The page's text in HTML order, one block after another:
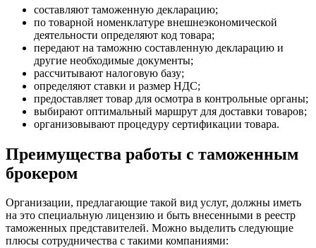
составляют таможенную декларацию;
по товарной номенклатуре внешнеэкономической
деятельности определяют код товара;
передают на таможню составленную декларацию и
другие необходимые документы;
рассчитывают налоговую базу;
определяют ставки и размер НДС;
предоставляет товар для осмотра в контрольные органы;
выбирают оптимальный маршрут для доставки товаров;
организовывают процедуру сертификации товара.
Преимущества работы с таможенным
брокером
Организации, предлагающие такой вид услуг, должны иметь
на это специальную лицензию и быть внесенными в реестр
таможенных представителей. Можно выделить следующие
плюсы сотрудничества с такими компаниями: